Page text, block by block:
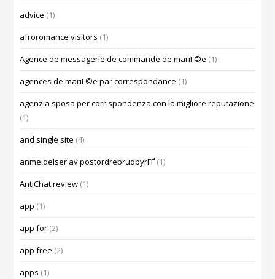
advice (1)
afroromance visitors (1)
Agence de messagerie de commande de mariГ©e (1)
agences de mariГ©e par correspondance (1)
agenzia sposa per corrispondenza con la migliore reputazione
(1)
and single site (4)
anmeldelser av postordrebrudbyrГҐ (1)
AntiChat review (1)
app (1)
app for (2)
app free (2)
apps (1)